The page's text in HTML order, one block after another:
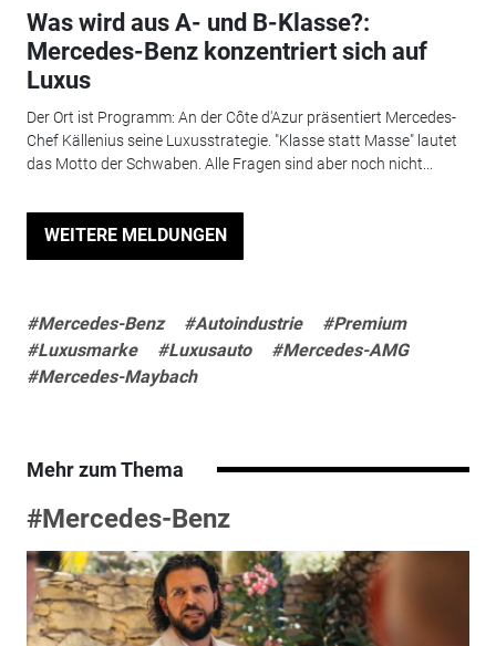
Was wird aus A- und B-Klasse?:
Mercedes-Benz konzentriert sich auf
Luxus
Der Ort ist Programm: An der Côte d'Azur präsentiert Mercedes-
Chef Källenius seine Luxusstrategie. "Klasse statt Masse" lautet
das Motto der Schwaben. Alle Fragen sind aber noch nicht...
WEITERE MELDUNGEN
#Mercedes-Benz #Autoindustrie
#Premium
#Luxusmarke
#Luxusauto
#Mercedes-AMG
#Mercedes-Maybach
Mehr zum Thema
#Mercedes-Benz